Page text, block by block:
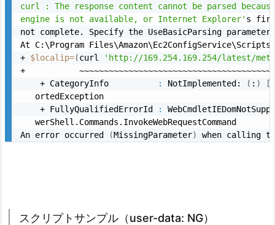
curl : The response content cannot be parsed
engine is not available, or Internet Explorer' s
not complete. Specify the UseBasicParsing
At C:\Program
+ $localip=(curl
'http://169.254.169.254/latest/
+
    + CategoryInfo
: NotImplemented: ( : ) [
   ortedException
    + FullyQualifiedErrorId
:
   werShell.Commands.InvokeWebRequestCommand
An error occurred
(MissingParameter)
スクリプトサンプル（user-data: NG）